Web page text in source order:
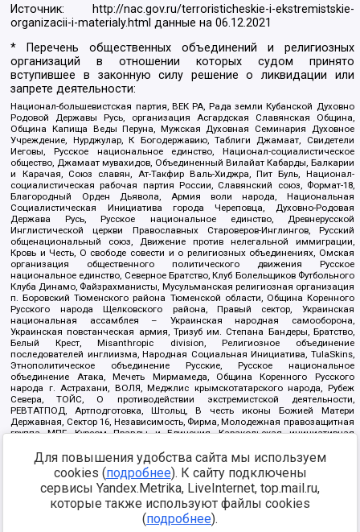
Источник:
http://nac.gov.ru/terroristicheskie-i-ekstremistskie-
organizacii-i-materialy.html данные на06.12.2021
* Перечень общественных объединений и религиозных
организаций в отношении которых судом принято
вступившее в законную силу решение о ликвидации или
запрете деятельности:
Национал-большевистская партия, ВЕК РА, Рада земли Кубанской Духовно
Родовой Державы Русь, организация Асгардская Славянская Община,
Община Капища Веды Перуна, Мужская Духовная Семинария Духовное
Учреждение, Нурджулар, К Богодержавию, Таблиги Джамаат, Свидетели
Иеговы, Русское национальное единство, Национал-социалистическое
общество, Джамаат мувахидов, Объединенный Вилайат Кабарды, Балкарии
и Карачая, Союз славян, Ат-Такфир Валь-Хиджра, Пит Буль, Национал-
социалистическая рабочая партия России, Славянский союз, Формат-18,
Благородный Орден Дьявола, Армия воли народа, Национальная
Социалистическая Инициатива города Череповца, Духовно-Родовая
Держава Русь, Русское национальное единство, Древнерусской
Инглистической церкви Православных Староверов-Инглингов, Русский
общенациональный союз, Движение против нелегальной иммиграции,
Кровь и Честь, О свободе совести и о религиозных объединениях, Омская
организация общественного политического движения Русское
национальное единство, Северное Братство, Клуб Болельщиков Футбольного
Клуба Динамо, Файзрахманисты, Мусульманская религиозная организация
п. Боровский Тюменского района Тюменской области, Община Коренного
Русского народа Щелковского района, Правый сектор, Украинская
национальная ассамблея – Украинская народная самооборона,
Украинская повстанческая армия, Тризуб им. Степана Бандеры, Братство,
Белый Крест, Misanthropic division, Религиозное объединение
последователей инглиизма, Народная Социальная Инициатива, TulaSkins,
Этнополитическое объединение Русские, Русское национальное
объединение Атака, Мечеть Мирмамеда, Община Коренного Русского
народа г. Астрахани, ВОЛЯ, Меджлис крымскотатарского народа, Рубеж
Севера, ТОЙС, О противодействии экстремистской деятельности,
РЕВТАТПОД, Артподготовка, Штольц, В честь иконы Божией Матери
Державная, Сектор 16, Независимость, Фирма, Молодежная правозащитная
группа МПГ, Курсом Правды и Единения, Каракольская инициативная
Благотворительный пансионат Ак Умут, Русская республика Русь,
Арестантское уголовное единство, Башкорт, Нация и свобода, W.H.С., Фалунь
Дафа, Иртыш Ultras, Русский Патриотический клуб-Новокузнецк/РПК,
Сибирский державный союз, Фонд борьбы с коррупцией, Фонд защиты прав
граждан, Штабы Навального, Совет граждан СССР Прикубанского округа г.
https://minjust.gov.ru/ru/documents/7822/
Для повышения удобства сайта мы используем
cookies (подробнее). К сайту подключены
сервисы Yandex.Metrika, LiveInternet, top.mail.ru,
которые также используют файлы cookies
(подробнее).